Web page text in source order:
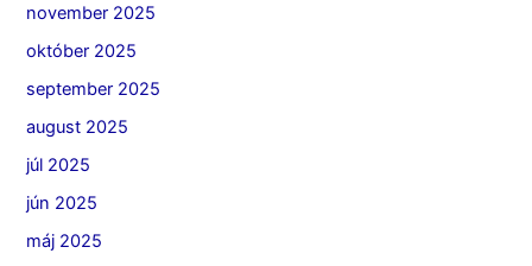
november 2025
október 2025
september 2025
august 2025
júl 2025
jún 2025
máj 2025